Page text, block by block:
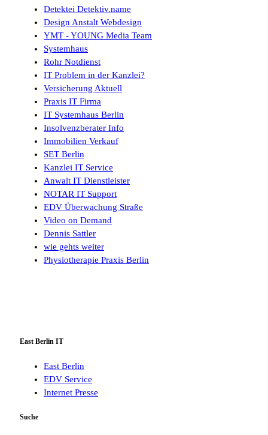
Detektei Detektiv.name
Design Anstalt Webdesign
YMT - YOUNG Media Team
Systemhaus
Rohr Notdienst
IT Problem in der Kanzlei?
Versicherung Aktuell
Praxis IT Firma
IT Systemhaus Berlin
Insolvenzberater Info
Immobilien Verkauf
SET Berlin
Kanzlei IT Service
Anwalt IT Dienstleister
NOTAR IT Support
EDV Überwachung Straße
Video on Demand
Dennis Sattler
wie gehts weiter
Physiotherapie Praxis Berlin
East Berlin IT
East Berlin
EDV Service
Internet Presse
Suche